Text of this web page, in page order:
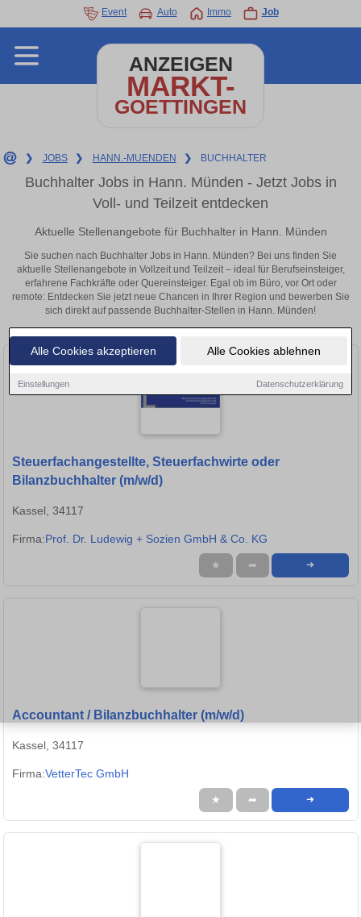
Alle Cookies akzeptieren Alle Cookies ablehnen
Einstellungen Datenschutzerklärung
Event Auto Immo Job
ANZEIGEN
MARKT-
GOETTINGEN
❯ JOBS ❯ HANN.-MUENDEN ❯ BUCHHALTER
Buchhalter Jobs in Hann. Münden - Jetzt Jobs in
Voll- und Teilzeit entdecken
Aktuelle Stellenangebote für Buchhalter in Hann. Münden
Sie suchen nach Buchhalter Jobs in Hann. Münden? Bei uns finden Sie
aktuelle Stellenangebote in Vollzeit und Teilzeit – ideal für Berufseinsteiger,
erfahrene Fachkräfte oder Quereinsteiger. Egal ob im Büro, vor Ort oder
remote: Entdecken Sie jetzt neue Chancen in Ihrer Region und bewerben Sie
sich direkt auf passende Buchhalter-Stellen in Hann. Münden!
Steuerfachangestellte, Steuerfachwirte oder
Bilanzbuchhalter (m/w/d)
Kassel, 34117
Firma:Prof. Dr. Ludewig + Sozien GmbH & Co. KG
★ ➦ ➜
Accountant / Bilanzbuchhalter (m/w/d)
Kassel, 34117
Firma:VetterTec GmbH
★ ➦ ➜